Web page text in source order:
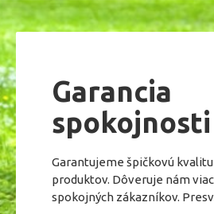
Garancia
spokojnosti
Garantujeme špičkovú
produktov. Dôveruje nám viac
spokojných zákazníkov.